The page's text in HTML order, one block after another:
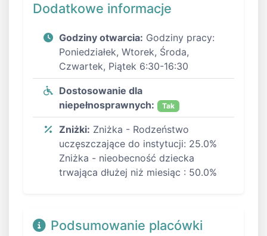
Dodatkowe informacje
Godziny otwarcia: Godziny pracy:
Poniedziałek, Wtorek, Środa,
Czwartek, Piątek 6:30-16:30
Dostosowanie dla
niepełnosprawnych:
Tak
Zniżki: Zniżka - Rodzeństwo
uczęszczające do instytucji: 25.0%
Zniżka - nieobecność dziecka
trwająca dłużej niż miesiąc : 50.0%
Podsumowanie placówki